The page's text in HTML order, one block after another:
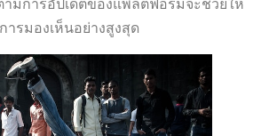
มการอัปเดตของแพลตฟอร์มจะช่วยให้
รมองเห็นอย่างสูงสุด